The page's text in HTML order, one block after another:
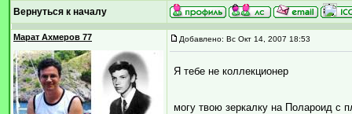
Вернуться к началу
Марат Ахмеров 77 Добавлено: Вс Окт 14, 2007 18:53
Я тебе не коллекционер
могу твою зеркалку на Полароид с